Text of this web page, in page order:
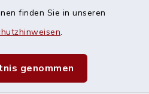
finden Sie in unseren
.
genommen